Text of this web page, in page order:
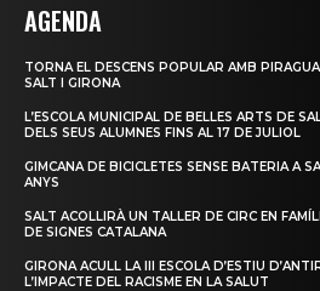
AGENDA
TORNA EL DESCENS POPULAR AMB
SALT I GIRONA
L’ESCOLA MUNICIPAL DE BELLES ARTS DE
DELS SEUS ALUMNES FINS AL 17 DE JULIOL
GIMCANA DE BICICLETES SENSE BATERIA A
ANYS
SALT ACOLLIRÀ UN TALLER DE CIRC EN
DE SIGNES CATALANA
GIRONA ACULL LA III ESCOLA D’ESTIU
L’IMPACTE DEL RACISME EN LA SALUT